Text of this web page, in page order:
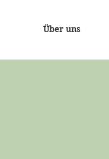
Über uns